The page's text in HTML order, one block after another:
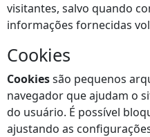
visitantes, salvo quando
informações fornecidas
Cookies
Cookiessão pequenos
navegador que ajudam o
do usuário. É possível
ajustando as